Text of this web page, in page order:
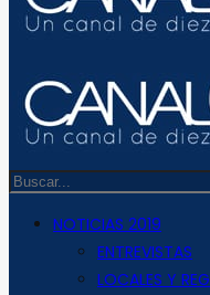
NOTICIAS 2019
ENTREVISTAS
LOCALES Y